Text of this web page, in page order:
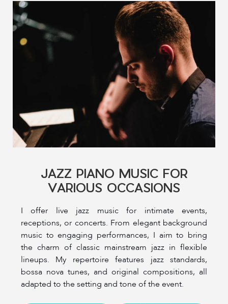
JAZZ PIANO MUSIC FOR
VARIOUS OCCASIONS
I offer live jazz music for intimate events,
receptions, or concerts. From elegant background
music to engaging performances, I aim to bring
the charm of classic mainstream jazz in flexible
lineups. My repertoire features jazz standards,
bossa nova tunes, and original compositions, all
adapted to the setting and tone of the event.